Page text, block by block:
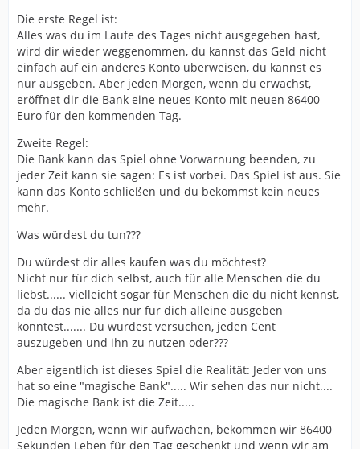
Die erste Regel ist:
Alles was du im Laufe des Tages nicht ausgegeben hast,
wird dir wieder weggenommen, du kannst das Geld nicht
einfach auf ein anderes Konto überweisen, du kannst es
nur ausgeben. Aber jeden Morgen, wenn du erwachst,
eröffnet dir die Bank eine neues Konto mit neuen 86400
Euro für den kommenden Tag.
Zweite Regel:
Die Bank kann das Spiel ohne Vorwarnung beenden, zu
jeder Zeit kann sie sagen: Es ist vorbei. Das Spiel ist aus. Sie
kann das Konto schließen und du bekommst kein neues
mehr.
Was würdest du tun???
Du würdest dir alles kaufen was du möchtest?
Nicht nur für dich selbst, auch für alle Menschen die du
liebst...... vielleicht sogar für Menschen die du nicht kennst,
da du das nie alles nur für dich alleine ausgeben
könntest....... Du würdest versuchen, jeden Cent
auszugeben und ihn zu nutzen oder???
Aber eigentlich ist dieses Spiel die Realität: Jeder von uns
hat so eine "magische Bank"..... Wir sehen das nur nicht....
Die magische Bank ist die Zeit.....
Jeden Morgen, wenn wir aufwachen, bekommen wir 86400
Sekunden Leben für den Tag geschenkt und wenn wir am